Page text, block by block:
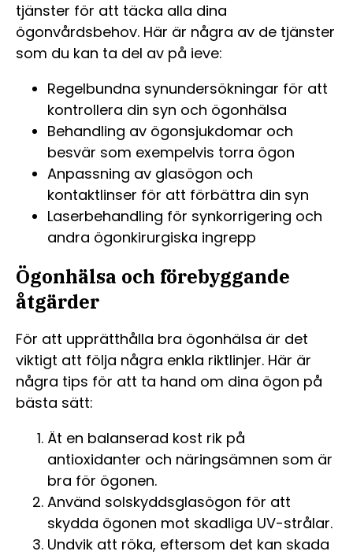
tjänster för att täcka alla dina
ögonvårdsbehov. Här är några av de tjänster
som du kan ta del av på ieve:
Regelbundna synundersökningar för att
kontrollera din syn och ögonhälsa
Behandling av ögonsjukdomar och
besvär som exempelvis torra ögon
Anpassning av glasögon och
kontaktlinser för att förbättra din syn
Laserbehandling för synkorrigering och
andra ögonkirurgiska ingrepp
Ögonhälsa och förebyggande
åtgärder
För att upprätthålla bra ögonhälsa är det
viktigt att följa några enkla riktlinjer. Här är
några tips för att ta hand om dina ögon på
bästa sätt:
Ät en balanserad kost rik på
antioxidanter och näringsämnen som är
bra för ögonen.
Använd solskyddsglasögon för att
skydda ögonen mot skadliga UV-strålar.
Undvik att röka, eftersom det kan skada